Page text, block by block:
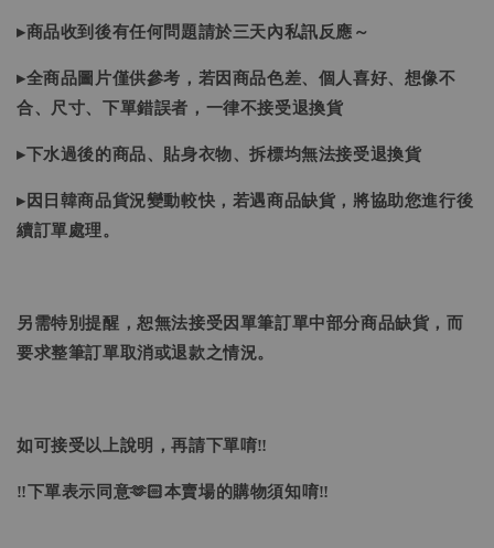
▸商品收到後有任何問題請於三天內私訊反應～
▸全商品圖片僅供參考，若因商品色差、個人喜好、想像不
合、尺寸、下單錯誤者，一律不接受退換貨
▸下水過後的商品、貼身衣物、拆標均無法接受退換貨
▸因日韓商品貨況變動較快，若遇商品缺貨，將協助您進行後
續訂單處理。
另需特別提醒，恕無法接受因單筆訂單中部分商品缺貨，而
要求整筆訂單取消或退款之情況。
如可接受以上說明，再請下單唷‼
‼下單表示同意🫶🏻本賣場的購物須知唷‼